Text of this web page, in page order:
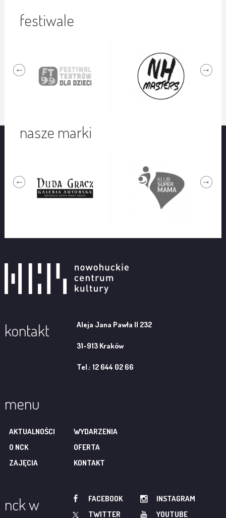
festiwale
nasze marki
kontakt Aleja Jana Pawła II 232
31-913 Kraków
Tel.: 12 644 02 66
menu
AKTUALNOŚCI
WYDARZENIA
O NCK
OFERTA
ZAJĘCIA
KONTAKT
nck w
FACEBOOK
INSTAGRAM
TWITTER
YOUTUBE